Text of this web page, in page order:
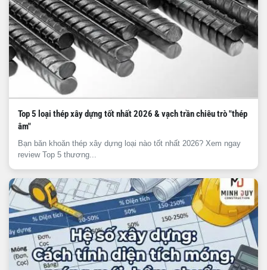
Top 5 loại thép xây dựng tốt nhất 2026 & vạch trần chiêu trò "thép
âm"
Bạn băn khoăn thép xây dựng loại nào tốt nhất 2026? Xem ngay
review Top 5 thương...